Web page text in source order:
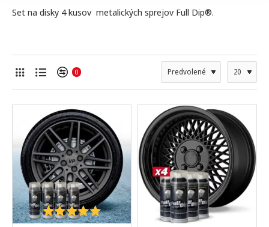
Set na disky 4 kusov metalických sprejov Full Dip®.
0